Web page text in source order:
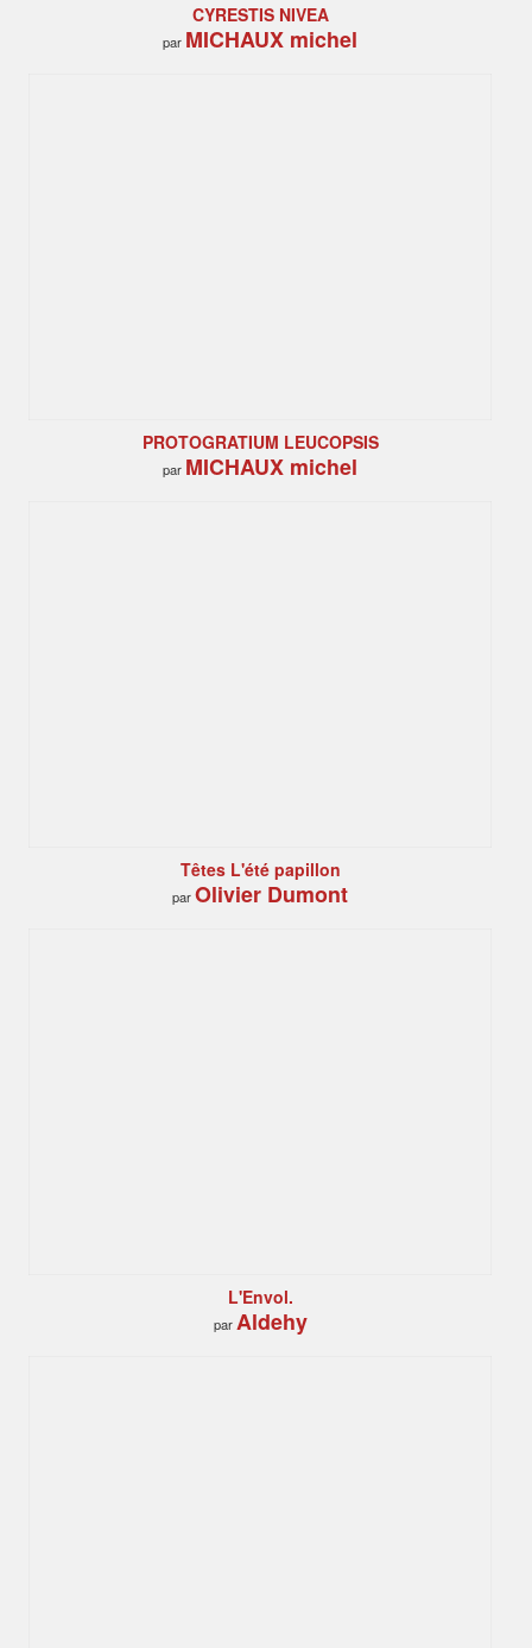
CYRESTIS NIVEA
par MICHAUX michel
PROTOGRATIUM LEUCOPSIS
par MICHAUX michel
Têtes L'été papillon
parOlivier Dumont
L'Envol.
parAldehy